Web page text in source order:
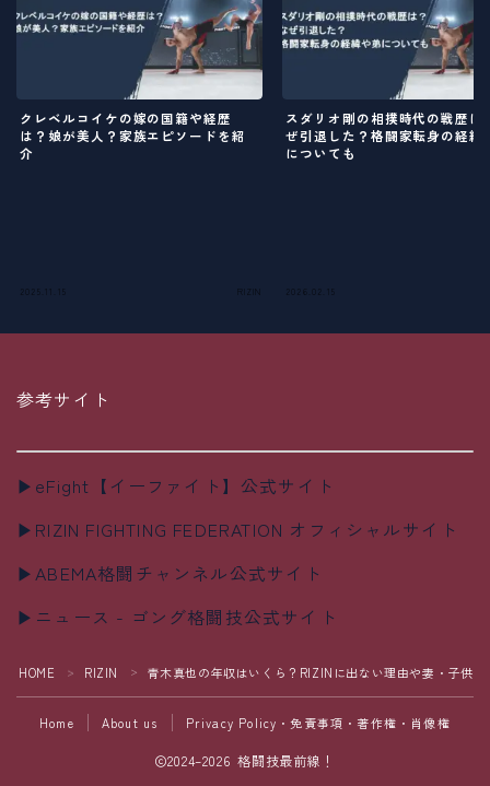
クレベルコイケの嫁の国籍や経歴
は？娘が美人？家族エピソードを紹
介
2025.11.15 RIZIN
スダリオ剛の相撲時代の戦歴は
ぜ引退した？格闘家転身の経緯
についても
2026.02.15
参考サイト
▶eFight【イーファイト】公式サイト
▶RIZIN FIGHTING FEDERATION オフィシャルサイト
▶ABEMA格闘チャンネル公式サイト
▶ニュース - ゴング格闘技公式サイト
HOME ＞ RIZIN ＞ 青木真也の年収はいくら？RIZINに出ない理由や妻・子供に
Home About us Privacy Policy・免責事項・著作権・肖像権
2024–2026 格闘技最前線！